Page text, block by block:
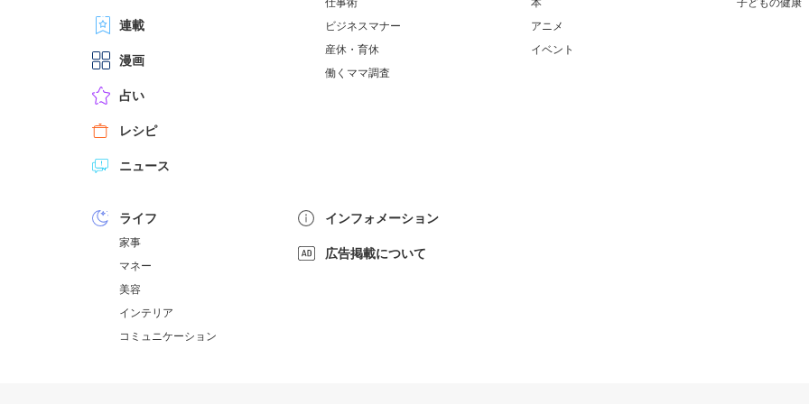
連載
漫画
占い
レシピ
ニュース
仕事術
ビジネスマナー
産休・育休
働くママ調査
本
アニメ
イベント
子どもの健康
ライフ
家事
マネー
美容
インテリア
コミュニケーション
インフォメーション
広告掲載について